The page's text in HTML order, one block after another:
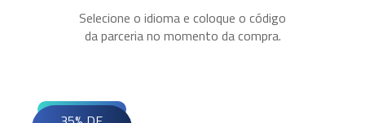
Selecione o idioma e coloque o código
da parceria no momento da compra.